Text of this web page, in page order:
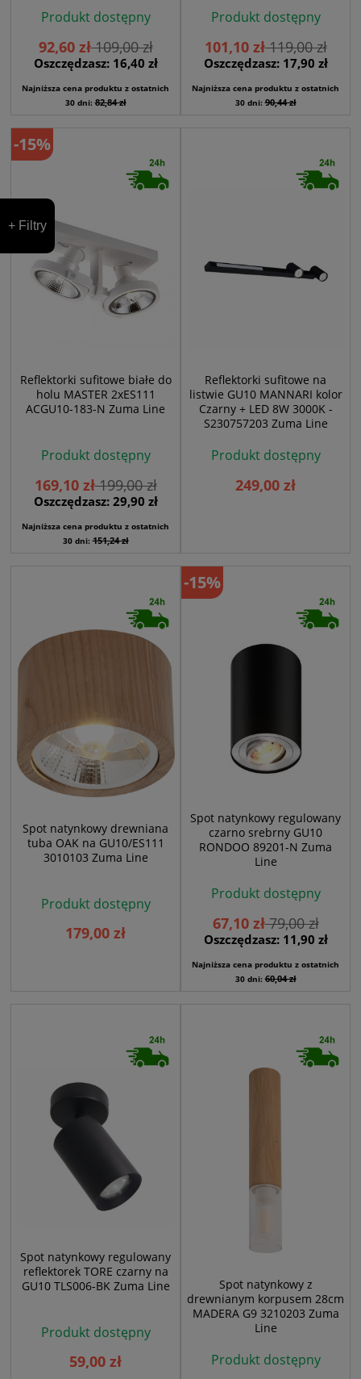
Produkt dostępny
92,60 zł109,00 zł
Oszczędzasz: 16,40 zł
Najniższa cena produktu z ostatnich
30 dni:82,84 zł
Produkt dostępny
101,10 zł119,00 zł
Oszczędzasz: 17,90 zł
Najniższa cena produktu z ostatnich
30 dni:90,44 zł
Reflektorki sufitowe białe do
holu MASTER 2xES111
ACGU10-183-N Zuma Line
Produkt dostępny
169,10 zł199,00 zł
Oszczędzasz: 29,90 zł
Najniższa cena produktu z ostatnich
30 dni:151,24 zł
-15%
Reflektorki sufitowe na
listwie GU10 MANNARI kolor
Czarny + LED 8W 3000K -
S230757203 Zuma Line
Produkt dostępny
249,00 zł
Spot natynkowy drewniana
tuba OAK na GU10/ES111
3010103 Zuma Line
Produkt dostępny
179,00 zł
Spot natynkowy regulowany
czarno srebrny GU10
RONDOO 89201-N Zuma
Line
Produkt dostępny
67,10 zł79,00 zł
Oszczędzasz: 11,90 zł
Najniższa cena produktu z ostatnich
30 dni:60,04 zł
-15%
Spot natynkowy regulowany
reflektorek TORE czarny na
GU10 TLS006-BK Zuma Line
Produkt dostępny
59,00 zł
Spot natynkowy z
drewnianym korpusem 28cm
MADERA G9 3210203 Zuma
Line
Produkt dostępny
+ Filtry